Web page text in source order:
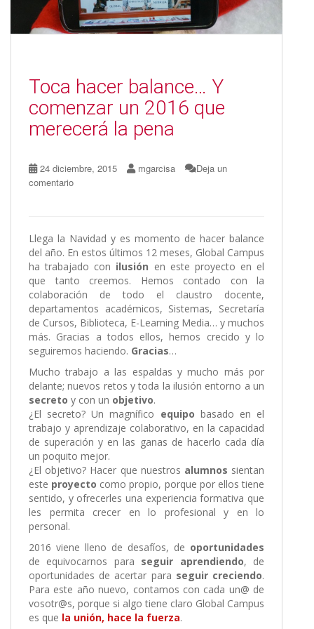
Toca hacer balance… Y
comenzar un 2016 que
merecerá la pena
24 diciembre, 2015 mgarcisa
Deja un
comentario
Llega la Navidad y es momento de hacer balance
del año. En estos últimos 12 meses, Global Campus
ha trabajado con ilusión en este proyecto en el
que tanto creemos. Hemos contado con la
colaboración de todo el claustro docente,
departamentos académicos, Sistemas, Secretaría
de Cursos, Biblioteca, E-Learning Media… y muchos
más. Gracias a todos ellos, hemos crecido y lo
seguiremos haciendo. Gracias…
Mucho trabajo a las espaldas y mucho más por
delante; nuevos retos y toda la ilusión entorno a un
secreto y con un objetivo.
¿El secreto? Un magnífico equipo basado en el
trabajo y aprendizaje colaborativo, en la capacidad
de superación y en las ganas de hacerlo cada día
un poquito mejor.
¿El objetivo? Hacer que nuestros alumnos sientan
este proyecto como propio, porque por ellos tiene
sentido, y ofrecerles una experiencia formativa que
les permita crecer en lo profesional y en lo
personal.
2016 viene lleno de desafíos, de oportunidades
de equivocarnos para seguir aprendiendo, de
oportunidades de acertar para seguir creciendo.
Para este año nuevo, contamos con cada un@ de
vosotr@s, porque si algo tiene claro Global Campus
es que la unión, hace la fuerza.